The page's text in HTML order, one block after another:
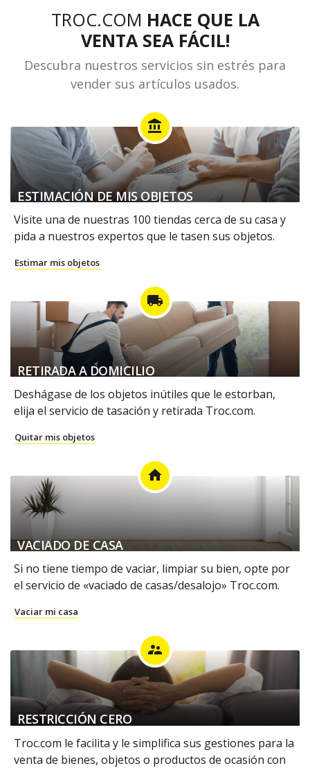
TROC.COM HACE QUE LA
VENTA SEA FÁCIL!
Descubra nuestros servicios sin estrés para
vender sus artículos usados.
account_balance
ESTIMACIÓN DE MIS OBJETOS
Visite una de nuestras 100 tiendas cerca de su casa y
pida a nuestros expertos que le tasen sus objetos.
Estimar mis objetos
local_shipping
RETIRADA A DOMICILIO
Deshágase de los objetos inútiles que le estorban,
elija el servicio de tasación y retirada Troc.com.
Quitar mis objetos
home
VACIADO DE CASA
Si no tiene tiempo de vaciar, limpiar su bien, opte por
el servicio de «vaciado de casas/desalojo» Troc.com.
Vaciar mi casa
supervisor_account
RESTRICCIÓN CERO
Troc.com le facilita y le simplifica sus gestiones para la
venta de bienes, objetos o productos de ocasión con